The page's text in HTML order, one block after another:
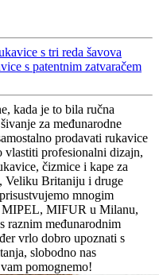
s tri reda šavova
s patentnim zatvaračem
kada je to bila ručna
za međunarodne
prodavati rukavice
vlastiti profesionalni dizajn,
čizmice i kape za
Veliku Britaniju i druge
mnogim
MIPEL, MIFUR u Milanu,
raznim međunarodnim
vrlo dobro upoznati s
slobodno nas
pomognemo!